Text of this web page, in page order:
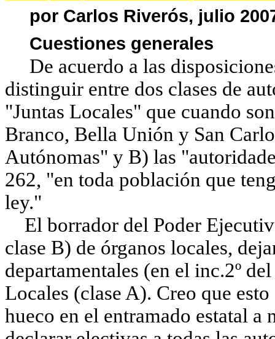
por Carlos Riverós, julio
Cuestiones generales
De acuerdo a las
distinguir entre dos clases de
"Juntas Locales" que cuando
Branco, Bella Unión y San
Autónomas" y B) las
262, "en toda población que
ley."
El borrador del Poder
clase B) de órganos locales,
departamentales (en el inc.2º
Locales (clase A). Creo que
hueco en el entramado estatal